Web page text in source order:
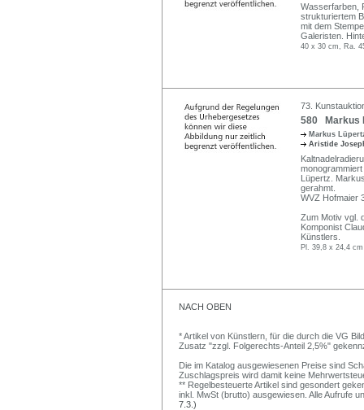
Wasserfarben,
strukturiertem
mit dem
Galeristen.
40 x 30 cm, Ra.
73.
580 Markus
Markus
Aristide
Lüpertz.
gerahmt.
WVZ Hofmaier
Zum Motiv vgl.
Komponist
Künstlers.
Pl. 39,8 x 24,4
NACH OBEN
* Artikel von Künstlern, für die durch die VG
Zusatz "zzgl. Folgerechts-Anteil 2,5%"
Die im Katalog ausgewiesenen Preise sind
Zuschlagspreis wird damit keine
** Regelbesteuerte Artikel sind gesondert
inkl. MwSt (brutto) ausgewiesen. Alle Aufrufe
7.3.)